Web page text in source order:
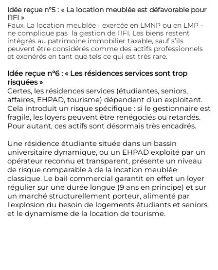
Idée reçue n°5 : « La location meublée est défavorable pour
l’IFI »
Faux. La location meublée - exercée en LMNP ou en LMP -
ne complique pas la gestion de l’IFI. Les biens restent
intégrés au patrimoine immobilier taxable, sauf s’ils
peuvent être considérés comme des actifs professionnels
et exonérés en tant que tels ce qui est très rare.
Idée reçue n°6 : « Les résidences services sont trop
risquées »
Certes, les résidences services (étudiantes, seniors,
affaires, EHPAD, tourisme) dépendent d’un exploitant.
Cela introduit un risque spécifique : si le gestionnaire est
fragile, les loyers peuvent être renégociés ou retardés.
Pour autant, ces actifs sont désormais très encadrés.
Une résidence étudiante située dans un bassin
universitaire dynamique, ou un EHPAD exploité par un
opérateur reconnu et transparent, présente un niveau
de risque comparable à de la location meublée
classique. Le bail commercial garantit en effet un loyer
régulier sur une durée longue (9 ans en principe) et sur
un marché structurellement porteur, alimenté par
l’explosion du besoin de logements étudiants et seniors
et le dynamisme de la location de tourisme.